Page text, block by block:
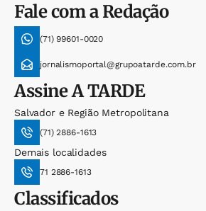
Fale com a Redação
(71) 99601-0020
jornalismoportal@grupoatarde.com.br
AssineA TARDE
Salvador e Região Metropolitana
(71) 2886-1613
Demais localidades
71 2886-1613
Classificados